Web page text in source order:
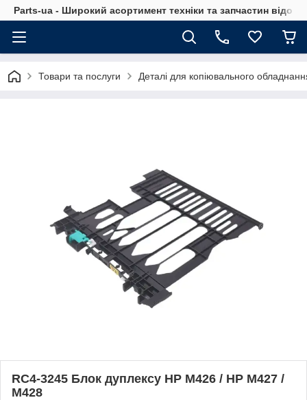
Parts-ua - Широкий асортимент техніки та запчастин
Товари та послуги Деталі для копіювального
RC4-3245 Блок дуплексу HP M426 / HP M427 /
M428